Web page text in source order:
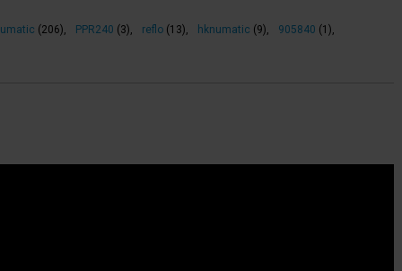
(206), PPR240 (3), reflo (13), hknumatic (9), 905840 (1),